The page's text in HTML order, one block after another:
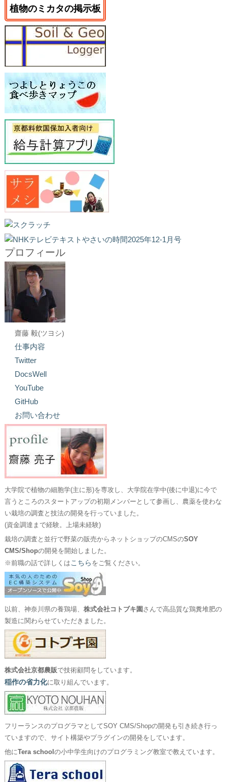
植物のミカタの掲示板
プロフィール
齋藤 毅(ツヨシ)
仕事内容
Twitter
DocsWell
YouTube
GitHub
お問い合わせ
大学院で植物の細胞学(主に形)を専攻し、大学院在学中(後に中退)に今で
言うところのスタートアップの初期メンバーとして参画し、農薬を使わな
い栽培の調査と技法の開発を行っていました。
(資金調達まで経験。上場未経験)
栽培の調査と並行で野菜の販売からネットショップのCMSのSOY
CMS/Shopの開発を開始しました。
※前職の話で詳しくは こちら をご覧ください。
以前、神奈川県の養鶏場、 株式会社コトブキ園 さんで高品質な鶏糞堆肥の
製造に関わらせていただきました。
株式会社京都農販で技術顧問をしています。
稲作の省力化に取り組んでいます。
フリーランスのプログラマとしてSOY CMS/Shopの開発も引き続き行っ
ていますので、サイト構築やプラグインの開発をしています。
他にTera school の小中学生向けのプログラミング教室で教えています。